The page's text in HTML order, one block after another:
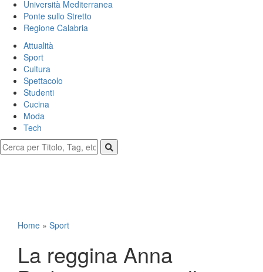
Università Mediterranea
Ponte sullo Stretto
Regione Calabria
Attualità
Sport
Cultura
Spettacolo
Studenti
Cucina
Moda
Tech
Home » Sport
La reggina Anna